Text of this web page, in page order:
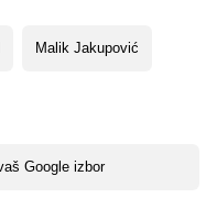
Malik Jakupović
Google izbor